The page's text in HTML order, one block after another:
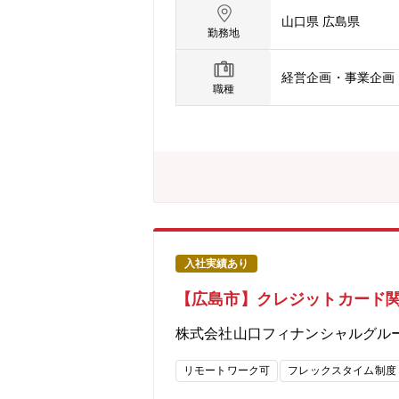
パス「地域の豊かな未来を共創する
ループ会社◆同社の特徴：YMFGの事
史・文化遺産にも恵まれた魅力ある地
した活動をしています。少子高齢化
ループ内に15社以上の専門会社を設
広いニーズにお応えできる体制が整っ
勤務地
山口県 広島県
職種
経営企画・事業企画
入社実績あり
【広島市】クレジットカー
株式会社山口フィナンシャルグル
リモートワーク可 フレックスタイム制度